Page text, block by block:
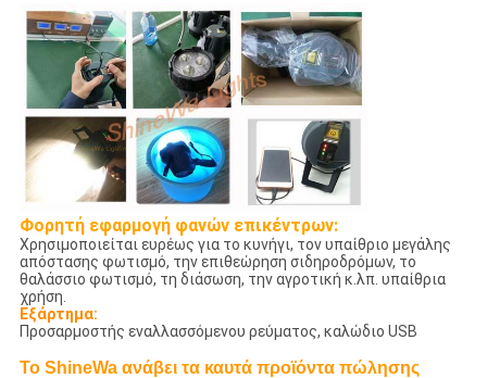
Φορητή εφαρμογή φανών επικέντρων:
Χρησιμοποιείται ευρέως για το κυνήγι, τον υπαίθριο μεγάλης
απόστασης φωτισμό, την επιθεώρηση σιδηροδρόμων, το
θαλάσσιο φωτισμό, τη διάσωση, την αγροτική κ.λπ. υπαίθρια
χρήση.
Εξάρτημα:
Προσαρμοστής εναλλασσόμενου ρεύματος, καλώδιο USB
Το ShineWa ανάβει τα καυτά προϊόντα πώλησης